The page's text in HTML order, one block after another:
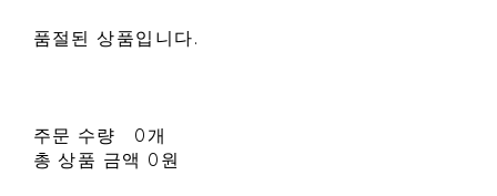
품절된 상품입니다.
주문 수량
0개
총 상품 금액 0원